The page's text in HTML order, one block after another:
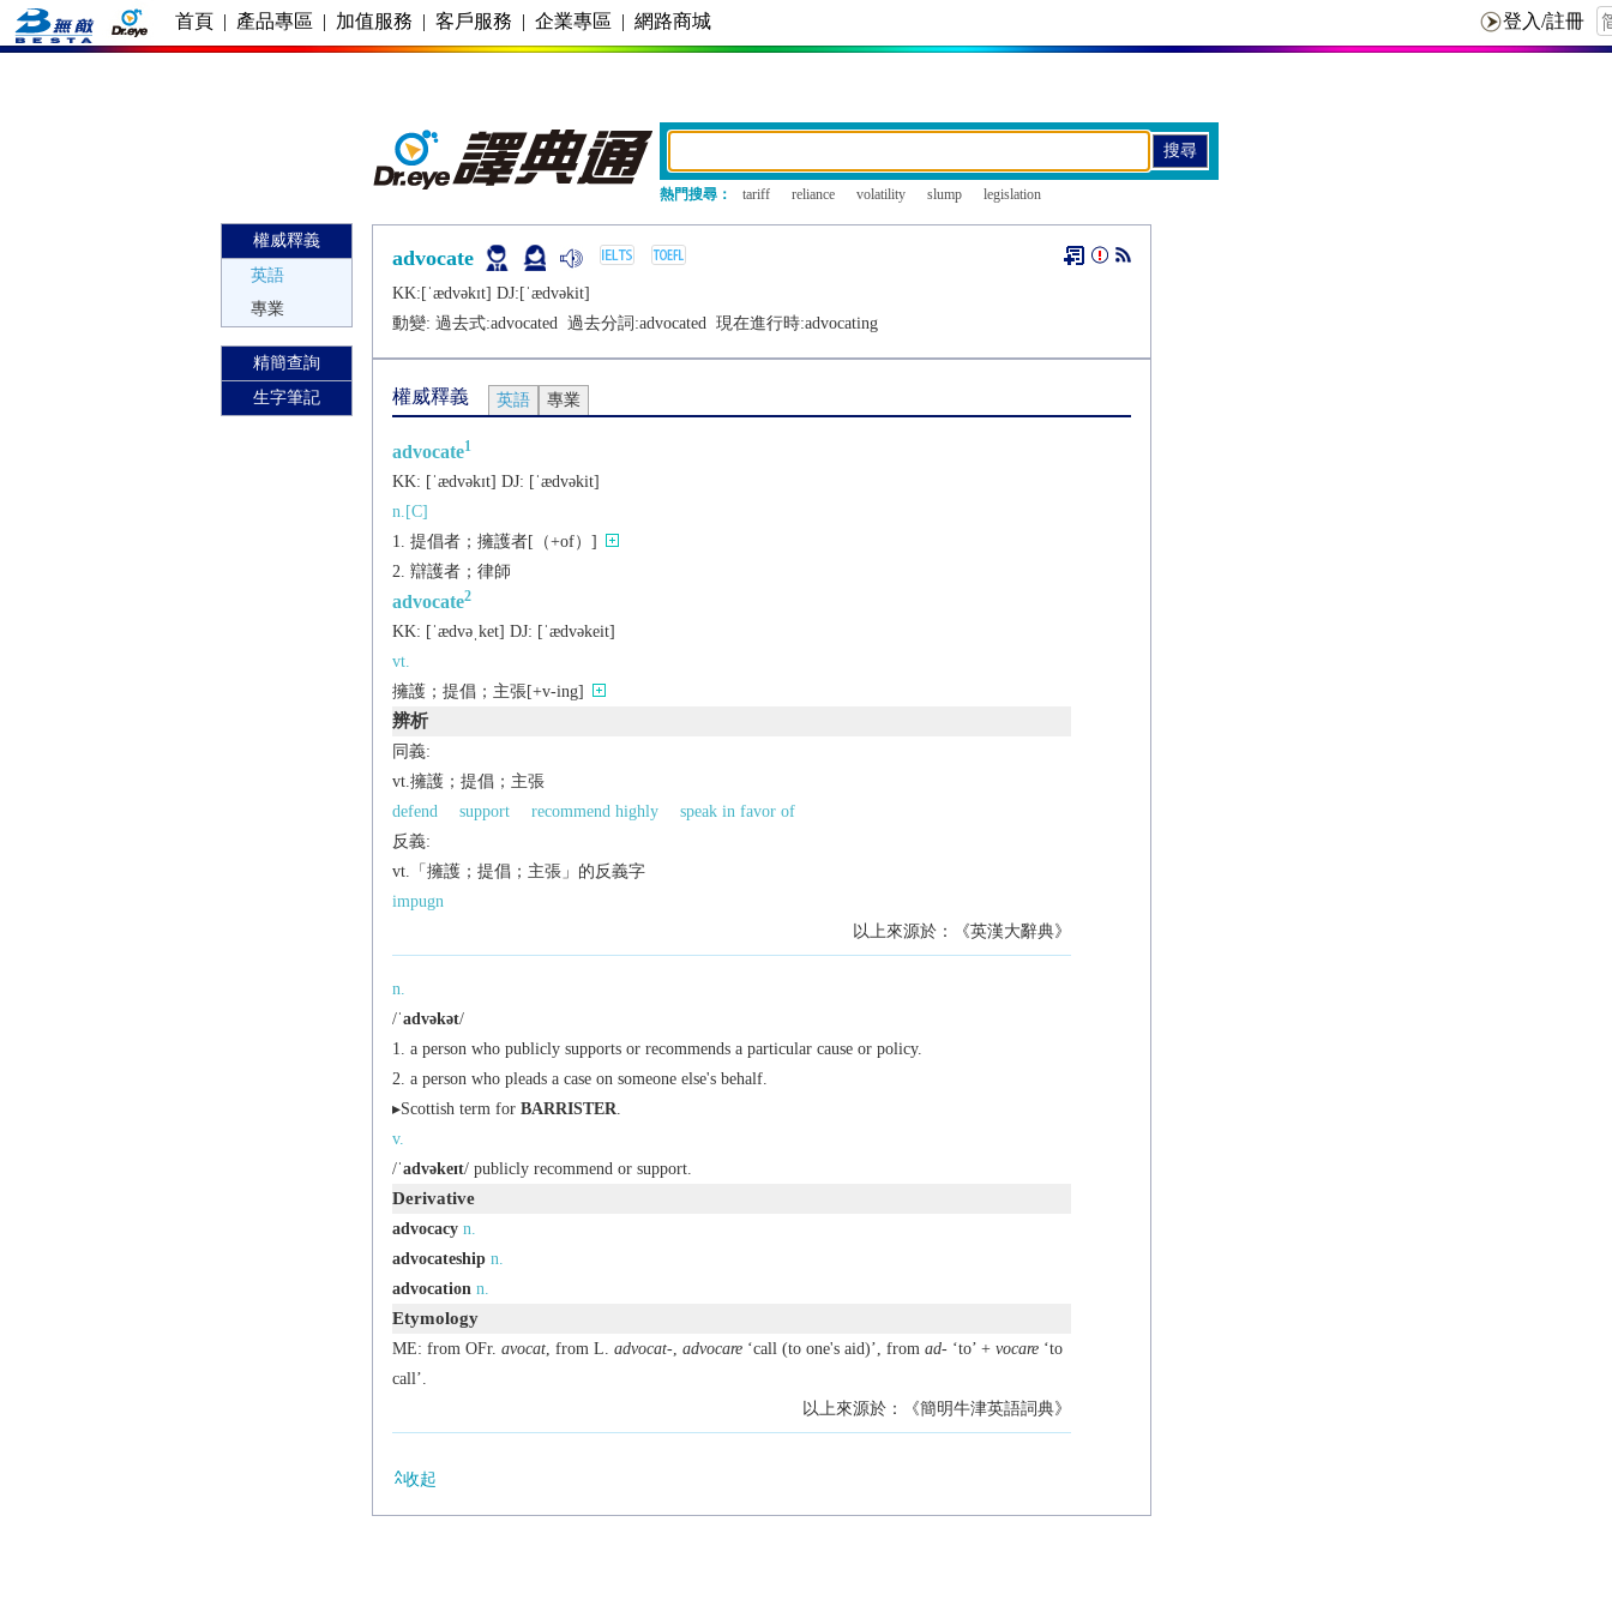
首頁 | 產品專區 | 加值服務 | 客戶服務 | 企業專區 | 網路商城
熱門搜尋： tariff reliance volatility slump legislation
權威釋義
英語
專業
精簡查詢
生字筆記
advocate
KK:[ˈædvǝkɪt] DJ:[ˈædvǝkit]
動變: 過去式:advocated 過去分詞:advocated 現在進行時:advocating
權威釋義 英語 專業
advocate1
KK: [ˈædvǝkɪt] DJ: [ˈædvǝkit]
n.[C]
提倡者；擁護者[（+of）]
辯護者；律師
advocate2
KK: [ˈædvǝˌkеt] DJ: [ˈædvǝkеit]
vt.
擁護；提倡；主張[+v-ing]
辨析
同義:
vt.擁護；提倡；主張
defend
support recommend highly
speak in favor of
反義:
vt.「擁護；提倡；主張」的反義字
impugn
以上來源於：《英漢大辭典》
n.
/ˈadvəkət/
a person who publicly supports or recommends a particular cause or policy.
a person who pleads a case on someone else's behalf.
▸Scottish term for BARRISTER
v.
/ˈadvəkeɪt/ publicly recommend or support.
Derivative
advocacy n.
advocateship n.
advocation n.
Etymology
ME: from OFr. avocat, from L. advocat-, advocare‘call (to one's aid)’, from ad-‘to’ + vocare‘to
call’.
以上來源於：《簡明牛津英語詞典》
收起